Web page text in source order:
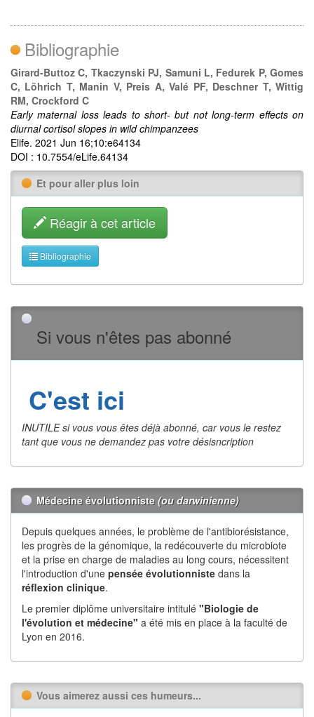
Bibliographie
Girard-Buttoz C, Tkaczynski PJ, Samuni L, Fedurek P, Gomes
C, Löhrich T, Manin V, Preis A, Valé PF, Deschner T, Wittig
RM, Crockford C
Early maternal loss leads to short- but not long-term effects on
diurnal cortisol slopes in wild chimpanzees
Elife. 2021 Jun 16;10:e64134
DOI : 10.7554/eLife.64134
Et pour aller plus loin
Réagir à cet article
Bibliographie
Si vous n'êtes pas abonné
C'est ici
INUTILE si vous vous êtes déjà abonné, car vous le restez
tant que vous ne demandez pas votre désisncription
Médecine évolutionniste (ou darwinienne)
Depuis quelques années, le problème de l'antibiorésistance,
les progrès de la génomique, la redécouverte du microbiote
et la prise en charge de maladies au long cours, nécessitent
l'introduction d'une pensée évolutionniste dans la
réflexion clinique.
Le premier diplôme universitaire intitulé "Biologie de
l'évolution et médecine" a été mis en place à la faculté de
Lyon en 2016.
Vous aimerez aussi ces humeurs...